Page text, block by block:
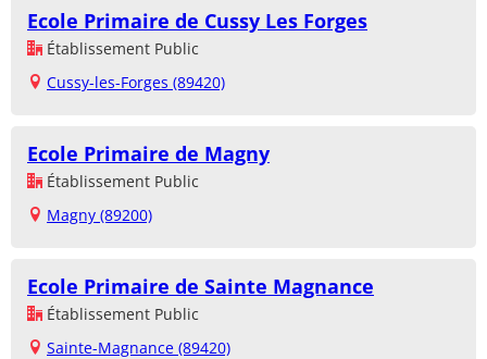
Ecole Primaire de Cussy Les Forges
Établissement Public
Cussy-les-Forges (89420)
Ecole Primaire de Magny
Établissement Public
Magny (89200)
Ecole Primaire de Sainte Magnance
Établissement Public
Sainte-Magnance (89420)